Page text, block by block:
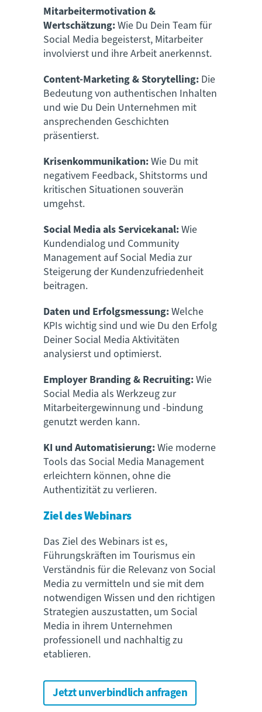
Mitarbeitermotivation &
Wertschätzung:Wie Du Dein Team für
Social Media begeisterst, Mitarbeiter
involvierst und ihre Arbeit anerkennst.
Content-Marketing & Storytelling: Die
Bedeutung von authentischen Inhalten
und wie Du Dein Unternehmen mit
ansprechenden Geschichten
präsentierst.
Krisenkommunikation:Wie Du mit
negativem Feedback, Shitstorms und
kritischen Situationen souverän
umgehst.
Social Media als Servicekanal:Wie
Kundendialog und Community
Management auf Social Media zur
Steigerung der Kundenzufriedenheit
beitragen.
Daten und Erfolgsmessung:Welche
KPIs wichtig sind und wie Du den Erfolg
Deiner Social Media Aktivitäten
analysierst und optimierst.
Employer Branding & Recruiting:Wie
Social Media als Werkzeug zur
Mitarbeitergewinnung und -bindung
genutzt werden kann.
KI und Automatisierung:Wie moderne
Tools das Social Media Management
erleichtern können, ohne die
Authentizität zu verlieren.
Ziel des Webinars
Das Ziel des Webinars ist es,
Führungskräften im Tourismus ein
Verständnis für die Relevanz von Social
Media zu vermitteln und sie mit dem
notwendigen Wissen und den richtigen
Strategien auszustatten, um Social
Media in ihrem Unternehmen
professionell und nachhaltig zu
etablieren.
Jetzt unverbindlich anfragen